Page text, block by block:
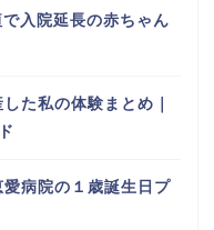
入院延長の赤ちゃん
た私の体験まとめ｜
愛病院の１歳誕生日プ